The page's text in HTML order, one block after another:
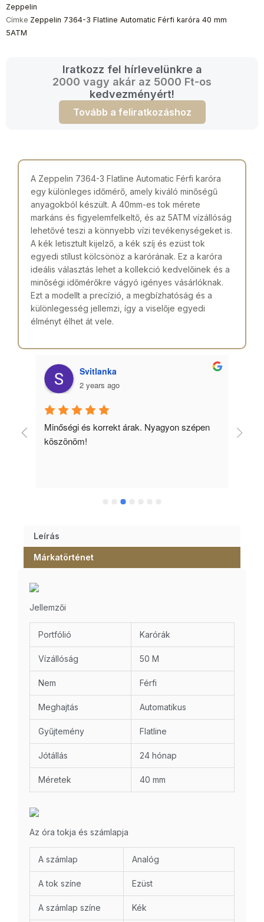
Zeppelin
Címke Zeppelin 7364-3 Flatline Automatic Férfi karóra 40 mm
5ATM
Iratkozz fel hírlevelünkre a
2000 vagy akár az 5000 Ft-os
kedvezményért!
Tovább a feliratkozáshoz
A Zeppelin 7364-3 Flatline Automatic Férfi karóra
egy különleges időmérő, amely kiváló minőségű
anyagokból készült. A 40mm-es tok mérete
markáns és figyelemfelkeltő, és az 5ATM vízállóság
lehetővé teszi a könnyebb vízi tevékenységeket is.
A kék letisztult kijelző, a kék szíj és ezüst tok
egyedi stílust kölcsönöz a karórának. Ez a karóra
ideális választás lehet a kollekció kedvelőinek és a
minőségi időmérőkre vágyó igényes vásárlóknak.
Ezt a modellt a precízió, a megbízhatóság és a
különlegesség jellemzi, így a viselője egyedi
élményt élhet át vele.
Svitlanka
2 years ago
Minőségi és korrekt árak. Nyagyon szépen
köszönöm!
Leírás
Márkatörténet
Jellemzői
Portfólió Karórák
Vízállóság 50 M
Nem Férfi
Meghajtás Automatikus
Gyűjtemény Flatline
Jótállás 24 hónap
Méretek 40 mm
Az óra tokja és számlapja
A számlap Analóg
A tok színe Ezüst
A számlap színe Kék